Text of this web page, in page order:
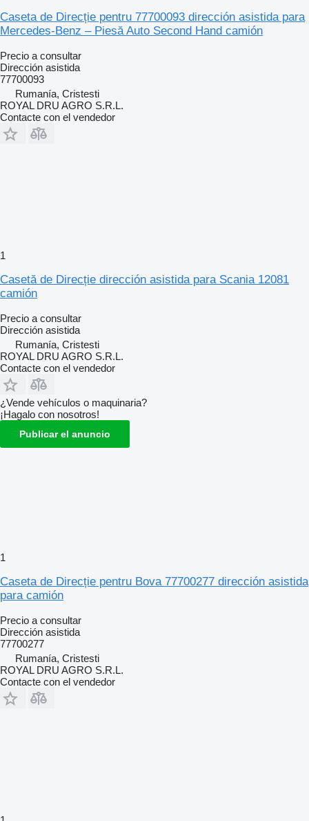
Caseta de Direcție pentru 77700093 dirección asistida para
Mercedes-Benz – Piesă Auto Second Hand camión
Precio a consultar
Dirección asistida
77700093
Rumanía, Cristesti
ROYAL DRU AGRO S.R.L.
Contacte con el vendedor
1
Casetă de Direcție dirección asistida para Scania 12081
camión
Precio a consultar
Dirección asistida
Rumanía, Cristesti
ROYAL DRU AGRO S.R.L.
Contacte con el vendedor
¿Vende vehículos o maquinaria?
¡Hagalo con nosotros!
Publicar el anuncio
1
Caseta de Direcție pentru Bova 77700277 dirección asistida
para camión
Precio a consultar
Dirección asistida
77700277
Rumanía, Cristesti
ROYAL DRU AGRO S.R.L.
Contacte con el vendedor